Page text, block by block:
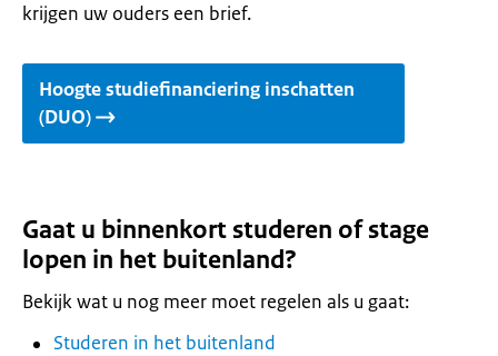
krijgen uw ouders een brief.
Hoogte studiefinanciering inschatten
(DUO)
Gaat u binnenkort studeren of stage
lopen in het buitenland?
Bekijk wat u nog meer moet regelen als u gaat:
Studeren in het buitenland